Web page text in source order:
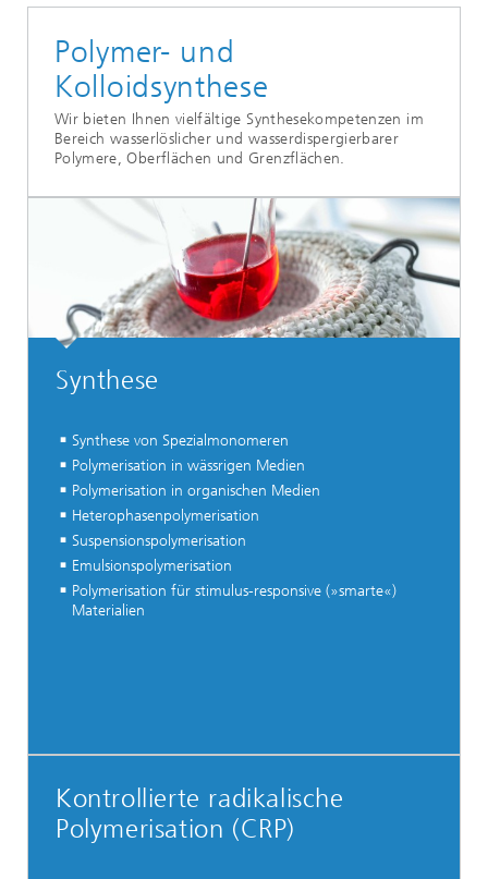
Polymer- und
Kolloidsynthese
Wir bieten Ihnen vielfältige Synthesekompetenzen im
Bereich wasserlöslicher und wasserdispergierbarer
Polymere, Oberflächen und Grenzflächen.
Synthese
Synthese von Spezialmonomeren
Polymerisation in wässrigen Medien
Polymerisation in organischen Medien
Heterophasenpolymerisation
Suspensionspolymerisation
Emulsionspolymerisation
Polymerisation für stimulus-responsive (»smarte«)
Materialien
Kontrollierte radikalische
Polymerisation (CRP)